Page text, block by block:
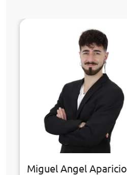
Miguel Angel Aparicio